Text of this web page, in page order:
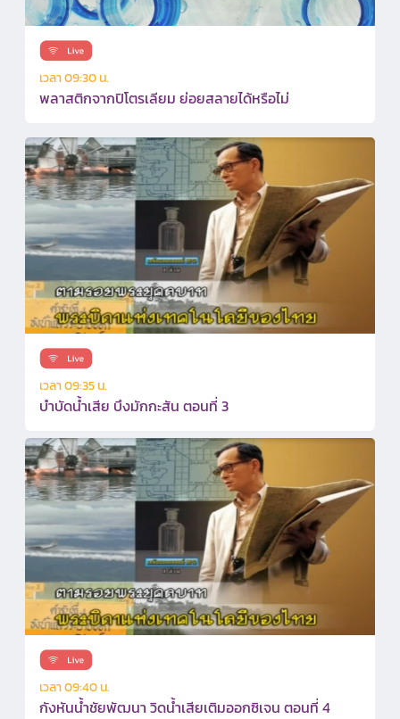
เวลา 09:30 น.
พลาสติกจากปิโตรเลียม ย่อยสลายได้หรือไม่
เวลา 09:35 น.
บำบัดน้ำเสีย บึงมักกะสัน ตอนที่ 3
เวลา 09:40 น.
กังหันน้ำชัยพัฒนา วิดน้ำเสียเติมออกซิเจน ตอนที่ 4